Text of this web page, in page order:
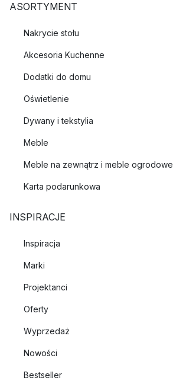
ASORTYMENT
Nakrycie stołu
Akcesoria Kuchenne
Dodatki do domu
Oświetlenie
Dywany i tekstylia
Meble
Meble na zewnątrz i meble ogrodowe
Karta podarunkowa
INSPIRACJE
Inspiracja
Marki
Projektanci
Oferty
Wyprzedaż
Nowości
Bestseller